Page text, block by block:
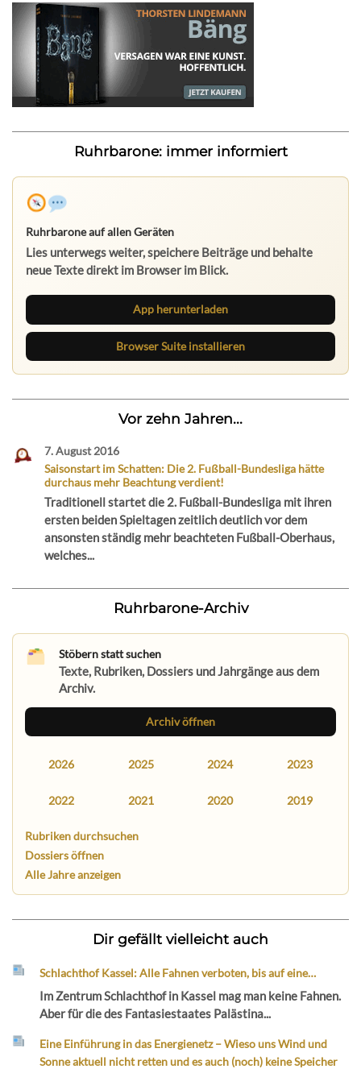
Ruhrbarone: immer informiert
Ruhrbarone auf allen Geräten
Lies unterwegs weiter, speichere Beiträge und behalte
neue Texte direkt im Browser im Blick.
App herunterladen
Browser Suite installieren
Vor zehn Jahren...
7. August 2016
Saisonstart im Schatten: Die 2. Fußball-Bundesliga hätte
durchaus mehr Beachtung verdient!
Traditionell startet die 2. Fußball-Bundesliga mit ihren
ersten beiden Spieltagen zeitlich deutlich vor dem
ansonsten ständig mehr beachteten Fußball-Oberhaus,
welches...
Ruhrbarone-Archiv
Stöbern statt suchen
Texte, Rubriken, Dossiers und Jahrgänge aus dem
Archiv.
Archiv öffnen
2026 2025 2024 2023
2022 2021 2020 2019
Rubriken durchsuchen
Dossiers öffnen
Alle Jahre anzeigen
Dir gefällt vielleicht auch
Schlachthof Kassel: Alle Fahnen verboten, bis auf eine…
Im Zentrum Schlachthof in Kassel mag man keine Fahnen.
Aber für die des Fantasiestaates Palästina...
Eine Einführung in das Energienetz – Wieso uns Wind und
Sonne aktuell nicht retten und es auch (noch) keine Speicher